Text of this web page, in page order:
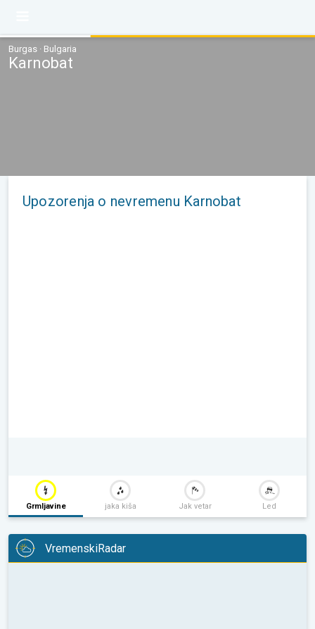
Burgas · Bulgaria
Karnobat
Upozorenja o nevremenu Karnobat
Grmljavine jaka kiša Jak vetar Led
VremenskiRadar